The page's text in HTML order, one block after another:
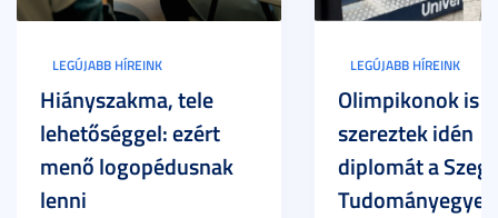
LEGÚJABB HÍREINK
Hiányszakma, tele
lehetőséggel: ezért
menő logopédusnak
lenni
LEGÚJABB HÍREINK
Olimpikonok is
szereztek idén
diplomát a